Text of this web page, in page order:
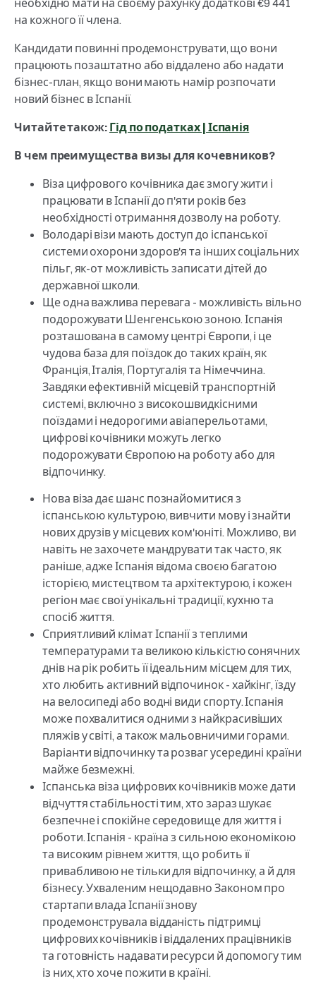
необхідно мати на своєму рахунку додаткові €9 441
на кожного її члена.
Кандидати повинні продемонструвати, що вони
працюють позаштатно або віддалено або надати
бізнес-план, якщо вони мають намір розпочати
новий бізнес в Іспанії.
Читайте також: Гід по податках | Іспанія
В чем преимущества визы для кочевников?
Віза цифрового кочівника дає змогу жити і
працювати в Іспанії до п'яти років без
необхідності отримання дозволу на роботу.
Володарі візи мають доступ до іспанської
системи охорони здоров'я та інших соціальних
пільг, як-от можливість записати дітей до
державної школи.
Ще одна важлива перевага - можливість вільно
подорожувати Шенгенською зоною. Іспанія
розташована в самому центрі Європи, і це
чудова база для поїздок до таких країн, як
Франція, Італія, Португалія та Німеччина.
Завдяки ефективній місцевій транспортній
системі, включно з високошвидкісними
поїздами і недорогими авіаперельотами,
цифрові кочівники можуть легко
подорожувати Європою на роботу або для
відпочинку.
Нова віза дає шанс познайомитися з
іспанською культурою, вивчити мову і знайти
нових друзів у місцевих ком'юніті. Можливо, ви
навіть не захочете мандрувати так часто, як
раніше, адже Іспанія відома своєю багатою
історією, мистецтвом та архітектурою, і кожен
регіон має свої унікальні традиції, кухню та
спосіб життя.
Сприятливий клімат Іспанії з теплими
температурами та великою кількістю сонячних
днів на рік робить її ідеальним місцем для тих,
хто любить активний відпочинок - хайкінг, їзду
на велосипеді або водні види спорту. Іспанія
може похвалитися одними з найкрасивіших
пляжів у світі, а також мальовничими горами.
Варіанти відпочинку та розваг усередині країни
майже безмежні.
Іспанська віза цифрових кочівників може дати
відчуття стабільності тим, хто зараз шукає
безпечне і спокійне середовище для життя і
роботи. Іспанія - країна з сильною економікою
та високим рівнем життя, що робить її
привабливою не тільки для відпочинку, а й для
бізнесу. Ухваленим нещодавно Законом про
стартапи влада Іспанії знову
продемонструвала відданість підтримці
цифрових кочівників і віддалених працівників
та готовність надавати ресурси й допомогу тим
із них, хто хоче пожити в країні.